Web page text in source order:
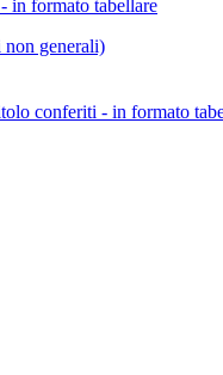
in formato tabellare
generali)
conferiti - in formato